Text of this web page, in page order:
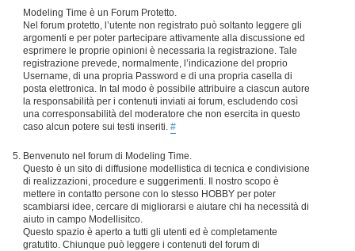
Modeling Time è un Forum Protetto.
Nel forum protetto, l’utente non registrato può soltanto leggere gli
argomenti e per poter partecipare attivamente alla discussione ed
esprimere le proprie opinioni è necessaria la registrazione. Tale
registrazione prevede, normalmente, l’indicazione del proprio
Username, di una propria Password e di una propria casella di
posta elettronica. In tal modo è possibile attribuire a ciascun autore
la responsabilità per i contenuti inviati ai forum, escludendo così
una corresponsabilità del moderatore che non esercita in questo
caso alcun potere sui testi inseriti. #
Benvenuto nel forum di Modeling Time.
Questo è un sito di diffusione modellistica di tecnica e condivisione
di realizzazioni, procedure e suggerimenti. Il nostro scopo è
mettere in contatto persone con lo stesso HOBBY per poter
scambiarsi idee, cercare di migliorarsi e aiutare chi ha necessità di
aiuto in campo Modellisitco.
Questo spazio è aperto a tutti gli utenti ed è completamente
gratutito. Chiunque può leggere i contenuti del forum di